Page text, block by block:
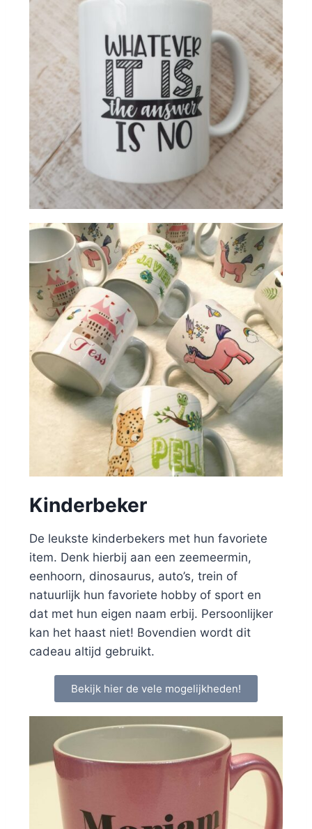
Kinderbeker
De leukste kinderbekers met hun favoriete
item. Denk hierbij aan een zeemeermin,
eenhoorn, dinosaurus, auto’s, trein of
natuurlijk hun favoriete hobby of sport en
dat met hun eigen naam erbij. Persoonlijker
kan het haast niet! Bovendien wordt dit
cadeau altijd gebruikt.
Bekijk hier de vele mogelijkheden!